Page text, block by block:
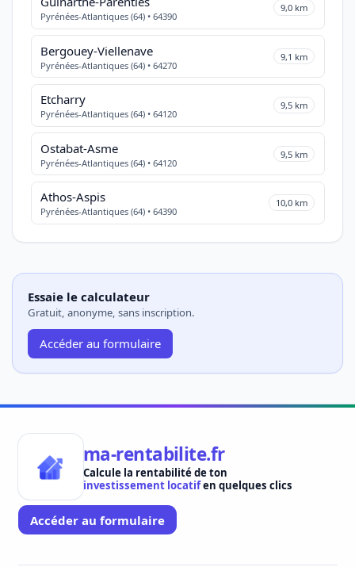
Pyrénées-Atlantiques (64) • 64390
9,0 km
Bergouey-Viellenave
Pyrénées-Atlantiques (64) • 64270
9,1 km
Etcharry
Pyrénées-Atlantiques (64) • 64120
9,5 km
Ostabat-Asme
Pyrénées-Atlantiques (64) • 64120
9,5 km
Athos-Aspis
Pyrénées-Atlantiques (64) • 64390
10,0 km
Essaie le calculateur
Gratuit, anonyme, sans inscription.
Accéder au formulaire
ma-rentabilite.fr
Calcule la rentabilité de ton
investissement locatifen quelques clics
Accéder au formulaire